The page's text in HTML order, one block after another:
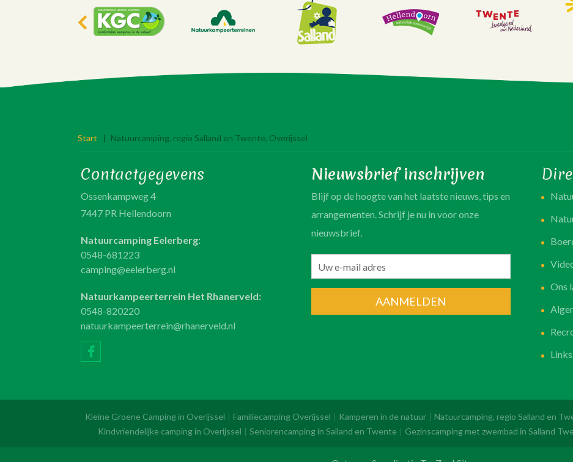
Start | Natuurcamping, regio Salland en Twente, Overijssel
Contactgegevens
Ossenkampweg 4
7447 PR Hellendoorn
Natuurcamping Eelerberg:
0548-681223
camping@eelerberg.nl
Natuurkampeerterrein Het Rhanerveld:
0548-820220
natuurkampeerterrein@rhanerveld.nl
Nieuwsbrief inschrijven
Blijf op de hoogte van het laatste nieuws, tips en
arrangementen. Schrijf je nu in voor onze
nieuwsbrief.
AANMELDEN
Ons
Kleine Groene Camping in Overijssel Familiecamping Overijssel Kamperen in de natuur Natuurcamping, regio Salland en
Kindvriendelijke camping in Overijssel
Seniorencamping in Salland en Twente Gezinscamping met zwembad in Salland